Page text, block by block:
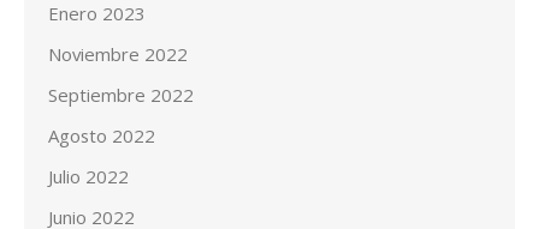
Enero 2023
Noviembre 2022
Septiembre 2022
Agosto 2022
Julio 2022
Junio 2022